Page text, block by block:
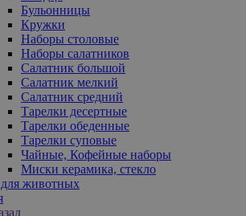
Бульонницы
Кружки
Наборы столовые
Наборы салатников
Салатник большой
Салатник мелкий
Салатник средний
Тарелки десертные
Тарелки обеденные
Тарелки суповые
Чайные, Кофейные наборы
Миски керамика, стекло
животных